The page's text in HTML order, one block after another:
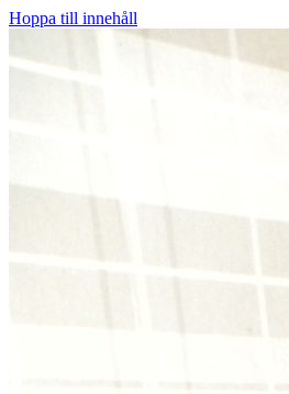
Hoppa till innehåll